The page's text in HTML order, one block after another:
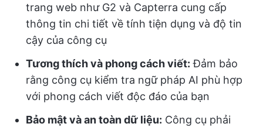
trang web như G2 và Capterra cung cấp
thông tin chi tiết về tính tiện dụng và độ tin
cậy của công cụ
Tương thích và phong cách viết: Đảm bảo
rằng công cụ kiểm tra ngữ pháp AI phù hợp
với phong cách viết độc đáo của bạn
Bảo mật và an toàn dữ liệu: Công cụ phải